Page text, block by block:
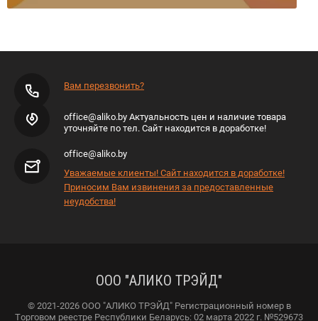
Вам перезвонить?
office@aliko.by Актуальность цен и наличие товара
уточняйте по тел. Сайт находится в доработке!
office@aliko.by
Уважаемые клиенты! Сайт находится в доработке!
Приносим Вам извинения за предоставленные
неудобства!
ООО "АЛИКО ТРЭЙД"
© 2021-2026 ООО "АЛИКО ТРЭЙД" Регистрационный номер в
Торговом реестре Республики Беларусь: 02 марта 2022 г. №529673